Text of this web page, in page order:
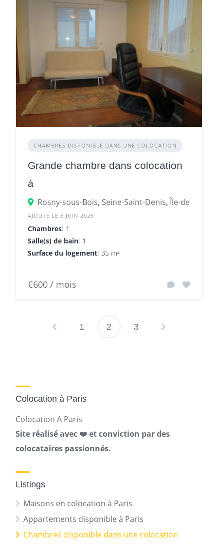
CHAMBRES DISPONIBLE DANS UNE COLOCATION
Grande chambre dans colocation
à
Rosny-sous-Bois, Seine-Saint-Denis, Île-de-
AJOUTÉ LE 8 JUIN 2026
Chambres: 1
Salle(s) de bain: 1
Surface du logement: 35 m²
€600 / mois
Pagination
1 2 3
Colocation à Paris
Colocation A Paris
Site réalisé avec ❤️ et conviction par des
colocataires passionnés.
Listings
Maisons en colocation à Paris
Appartements disponible à Paris
Chambres disponible dans une colocation